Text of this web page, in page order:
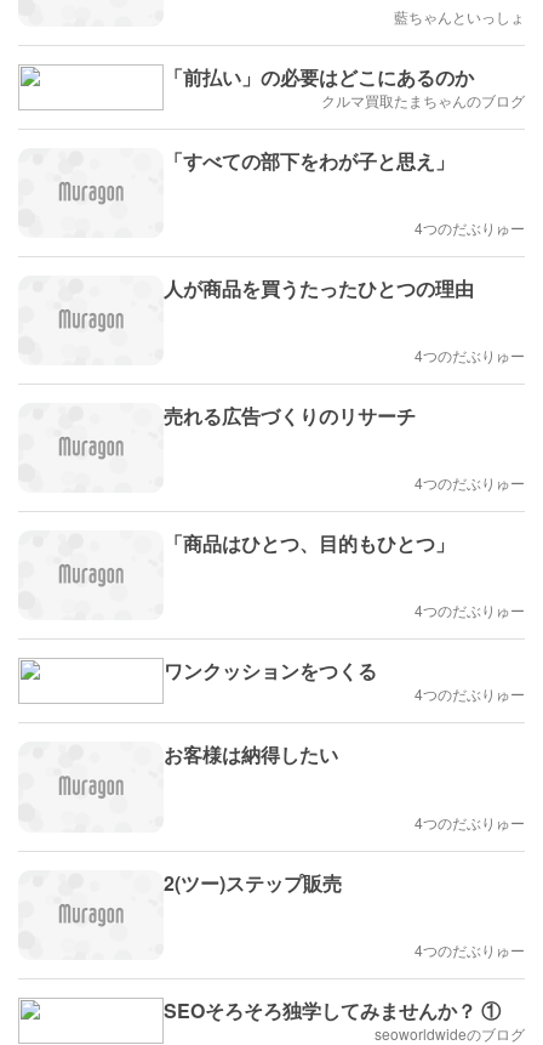
藍ちゃんといっしょ
「前払い」の必要はどこにあるのか
クルマ買取たまちゃんのブログ
「すべての部下をわが子と思え」
4つのだぶりゅー
人が商品を買うたったひとつの理由
4つのだぶりゅー
売れる広告づくりのリサーチ
4つのだぶりゅー
「商品はひとつ、目的もひとつ」
4つのだぶりゅー
ワンクッションをつくる
4つのだぶりゅー
お客様は納得したい
4つのだぶりゅー
2(ツー)ステップ販売
4つのだぶりゅー
SEOそろそろ独学してみませんか？ ①
seoworldwideのブログ